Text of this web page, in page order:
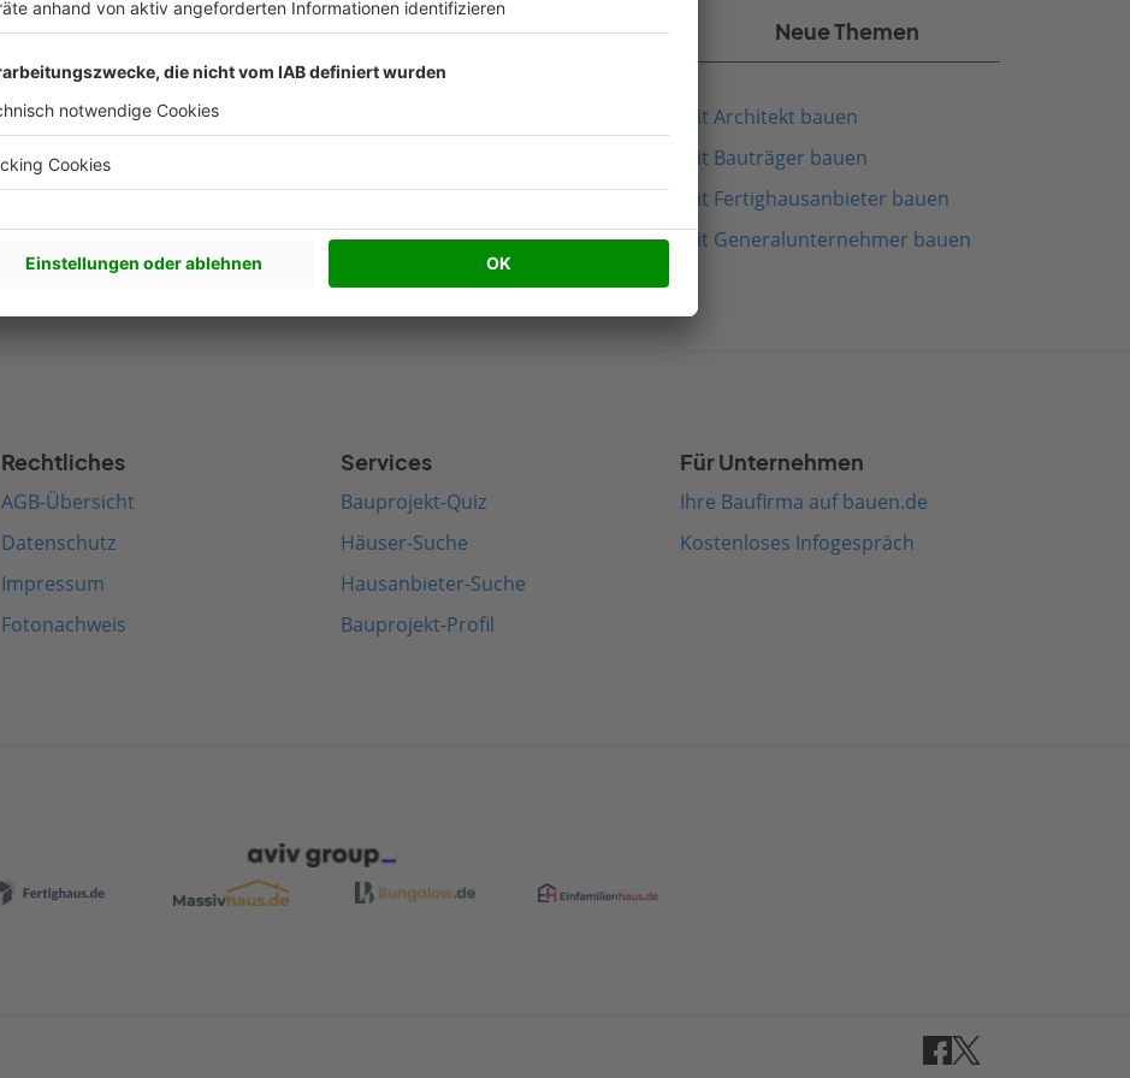
Nachhaltigkeit Artikel Beliebte Artikel Neue Themen
Fachwerkhaus bauen
Schwedenhaus bauen
Modernes Haus bauen
Pultdach bauen
Zeltdach bauen
Mit Architekt bauen
Mit Bauträger bauen
Mit Fertighausanbieter bauen
Mit Generalunternehmer bauen
Rechtliches
AGB-Übersicht
Datenschutz
Impressum
Fotonachweis
Services
Bauprojekt-Quiz
Häuser-Suche
Hausanbieter-Suche
Bauprojekt-Profil
Für Unternehmen
Ihre Baufirma auf bauen.de
Kostenloses Infogespräch
Facebook